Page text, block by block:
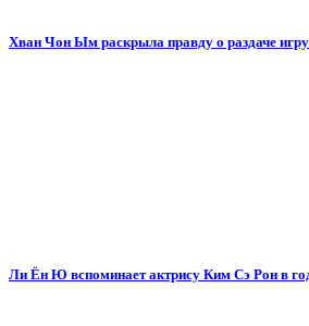
Хван Чон Ым раскрыла правду о раздаче
Ли Ён Ю вспоминает актрису Ким Сэ Рон в